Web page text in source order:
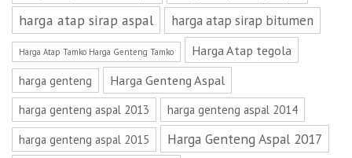
harga atap sirap aspal
harga atap sirap bitumen
Harga Atap Tamko Harga Genteng Tamko Harga Atap tegola
harga genteng Harga Genteng Aspal
harga genteng aspal 2013
harga genteng aspal 2014
harga genteng aspal 2015
Harga Genteng Aspal 2017